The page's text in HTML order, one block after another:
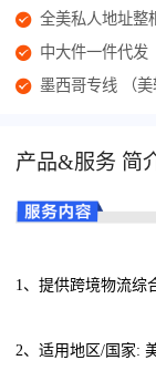
全美私人地址整
中大件一件代发
墨西哥专线 （美
产品&服务 简
1、提供跨境物流综
2、适用地区/国家: